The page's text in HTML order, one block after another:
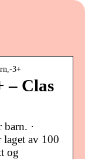
3+
– Clas
·
laget av 100
og